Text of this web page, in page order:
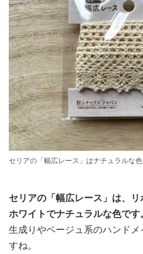
セリアの「幅広レース」はナチュラルな
セリアの「幅広レース」は、
ホワイトでナチュラルな色です
生成りやベージュ系のハンド
すね。